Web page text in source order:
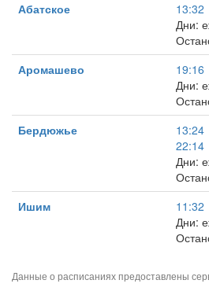
Абатское
13:32
Дни:
Аромашево
19:16
Дни:
Бердюжье
13:24
22:14
Дни:
Ишим
11:32
Дни:
Данные о расписаниях предоставлены